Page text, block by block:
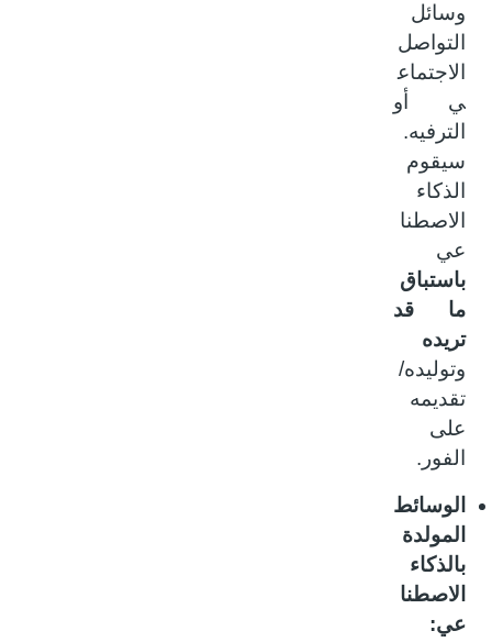
وسائل
التواصل
الاجتماع
ي أو
الترفيه.
سيقوم
الذكاء
الاصطنا
عي
باستباق
ما قد
تريده
وتوليده/
تقديمه
على
الفور.
الوسائط
المولدة
بالذكاء
الاصطنا
عي: